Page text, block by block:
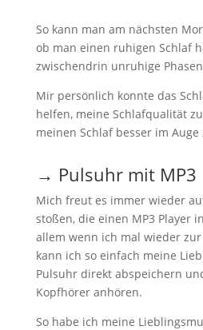
So kann man am nächsten
ob man einen ruhigen Schlaf
zwischendrin unruhige
Mir persönlich konnte das
helfen, meine Schlafqualität
meinen Schlaf besser im
→ Pulsuhr mit MP3
Mich freut es immer wieder
stoßen, die einen MP3 Player
allem wenn ich mal wieder
kann ich so einfach meine
Pulsuhr direkt abspeichern
Kopfhörer anhören.
So habe ich meine